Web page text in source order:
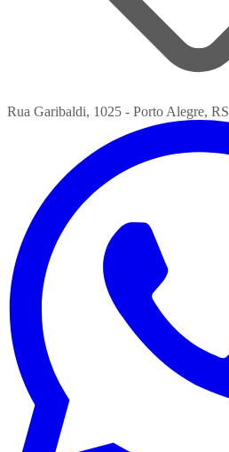
Rua Garibaldi, 1025 - Porto Alegre, RS